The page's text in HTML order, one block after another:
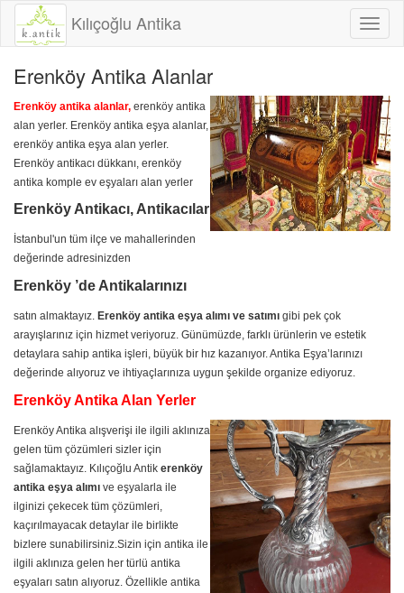
Kılıçoğlu Antika
Erenköy Antika Alanlar
Erenköy antika alanlar, erenköy antika
alan yerler. Erenköy antika eşya alanlar,
erenköy antika eşya alan yerler.
Erenköy antikacı dükkanı, erenköy
antika komple ev eşyaları alan yerler
Erenköy Antikacı, Antikacılar
İstanbul'un tüm ilçe ve mahallerinden
değerinde adresinizden
Erenköy ’de Antikalarınızı
satın almaktayız. Erenköy antika eşya alımı ve satımı gibi pek çok
arayışlarınız için hizmet veriyoruz. Günümüzde, farklı ürünlerin ve estetik
detaylara sahip antika işleri, büyük bir hız kazanıyor. Antika Eşya’larınızı
değerinde alıyoruz ve ihtiyaçlarınıza uygun şekilde organize ediyoruz.
Erenköy Antika Alan Yerler
Erenköy Antika alışverişi ile ilgili aklınıza
gelen tüm çözümleri sizler için
sağlamaktayız. Kılıçoğlu Antik erenköy
antika eşya alımı ve eşyalarla ile
ilginizi çekecek tüm çözümleri,
kaçırılmayacak detaylar ile birlikte
bizlere sunabilirsiniz.Sizin için antika ile
ilgili aklınıza gelen her türlü antika
eşyaları satın alıyoruz. Özellikle antika